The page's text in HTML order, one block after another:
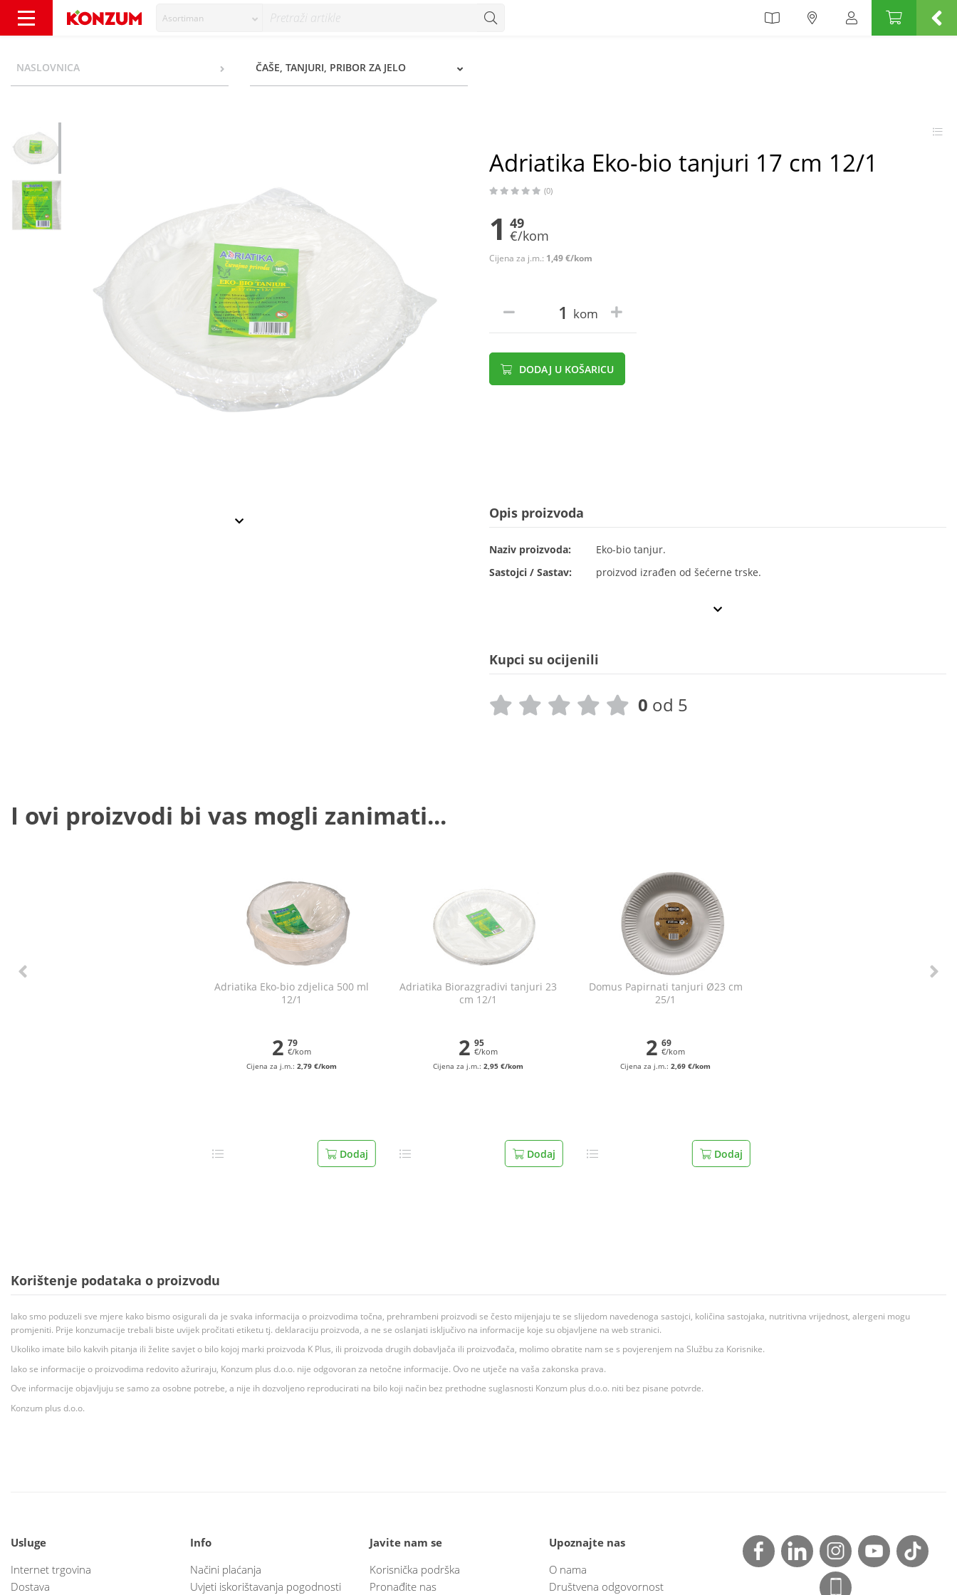
Asortiman
NASLOVNICA ČAŠE, TANJURI, PRIBOR ZA JELO
Adriatika Eko-bio tanjuri 17 cm 12/1
(0)
1 49
€/kom
Cijena za j.m.: 1,49 €/kom
kom
DODAJ U KOŠARICU
Opis proizvoda
Naziv proizvoda:
Eko-bio tanjur.
Sastojci / Sastav:
proizvod izrađen od šećerne trske.
Kupci su ocijenili
0 od 5
I ovi proizvodi bi vas mogli zanimati...
Adriatika Eko-bio zdjelica 500 ml
12/1
2 79
€/kom
Cijena za j.m.: 2,79 €/kom
Dodaj
Adriatika Biorazgradivi tanjuri 23
cm 12/1
2 95
€/kom
Cijena za j.m.:2,95 €/kom
Dodaj
Domus Papirnati tanjuri Ø23 cm
25/1
2 69
€/kom
Cijena za j.m.:2,69 €/kom
Dodaj
Korištenje podataka o proizvodu
Iako smo poduzeli sve mjere kako bismo osigurali da je svaka informacija o proizvodima točna, prehrambeni proizvodi se često mijenjaju te se slijedom navedenoga sastojci, količina sastojaka, nutritivna vrijednost, alergeni mogu
promjeniti. Prije konzumacije trebali biste uvijek pročitati etiketu tj. deklaraciju proizvoda, a ne se oslanjati isključivo na informacije koje su objavljene na web stranici.
Ukoliko imate bilo kakvih pitanja ili želite savjet o bilo kojoj marki proizvoda K Plus, ili proizvoda drugih dobavljača ili proizvođača, molimo obratite nam se s povjerenjem na Službu za Korisnike.
Iako se informacije o proizvodima redovito ažuriraju, Konzum plus d.o.o. nije odgovoran za netočne informacije. Ovo ne utječe na vaša zakonska prava.
Ove informacije objavljuju se samo za osobne potrebe, a nije ih dozvoljeno reproducirati na bilo koji način bez prethodne suglasnosti Konzum plus d.o.o. niti bez pisane potvrde.
Konzum plus d.o.o.
Usluge
Internet trgovina
Dostava
Info
Načini plaćanja
Uvjeti iskorištavanja pogodnosti
Javite nam se
Korisnička podrška
Pronađite nas
Upoznajte nas
O nama
Društvena odgovornost